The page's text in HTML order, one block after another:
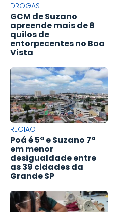
DROGAS
GCM de Suzano
apreende mais de 8
quilos de
entorpecentes no Boa
Vista
REGIÃO
Poá é 5ª e Suzano 7ª
em menor
desigualdade entre
as 39 cidades da
Grande SP